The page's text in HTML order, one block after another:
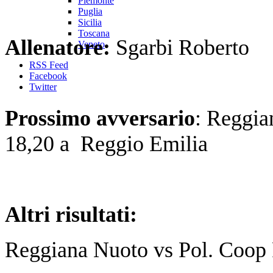
Puglia
Sicilia
Toscana
Veneto
RSS Feed
Facebook
Twitter
Allenatore: Sgarbi Roberto
Prossimo avversario:
18,20 a Reggio Emilia
Altri risultati:
Reggiana Nuoto vs Pol. Coop